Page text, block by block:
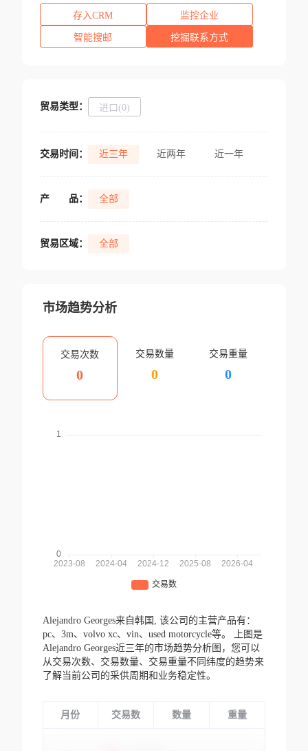
存入CRM 监控企业
智能搜邮 挖掘联系方式
贸易类型： 进口(0)
交易时间： 近三年 近两年 近一年
产 品： 全部
贸易区域： 全部
市场趋势分析
交易次数
0
交易数量
0
交易重量
0
Alejandro Georges来自韩国, 该公司的主营产品有：
pc、3m、volvo xc、vin、used motorcycle等。
上图是
Alejandro Georges近三年的市场趋势分析图，您可以
从交易次数、交易数量、交易重量不同纬度的趋势来
了解当前公司的采供周期和业务稳定性。
月份 交易数 数量 重量